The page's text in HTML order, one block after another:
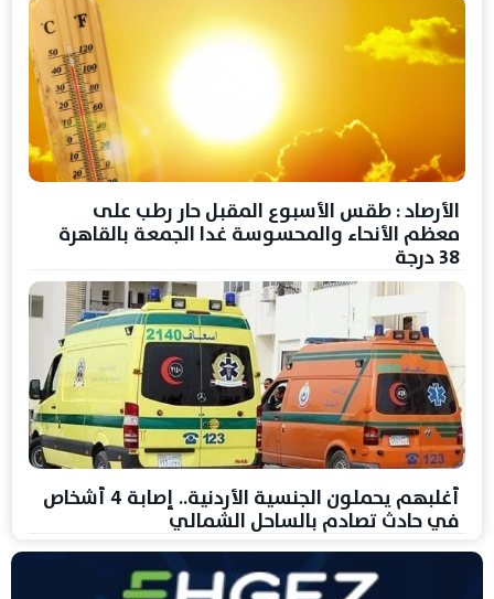
الأرصاد : طقس الأسبوع المقبل حار رطب على
معظم الأنحاء والمحسوسة غدا الجمعة بالقاهرة
38 درجة
أغلبهم يحملون الجنسية الأردنية.. إصابة 4 أشخاص
في حادث تصادم بالساحل الشمالي